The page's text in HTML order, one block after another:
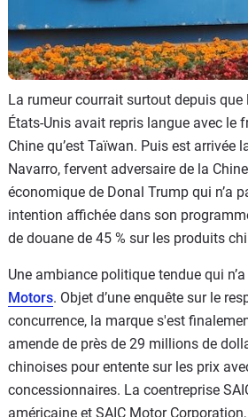
La rumeur courrait surtout depuis
États-Unis avait repris langue avec le
Chine qu’est Taïwan. Puis est arrivée
Navarro, fervent adversaire de la
économique de Donal Trump qui n’a
intention affichée dans son
de douane de 45 % sur les produits
Une ambiance politique tendue qui
Motors. Objet d’une enquête sur le
concurrence, la marque s'est
amende de près de 29 millions de
chinoises pour entente sur les prix
concessionnaires. La coentreprise
américaine et SAIC Motor